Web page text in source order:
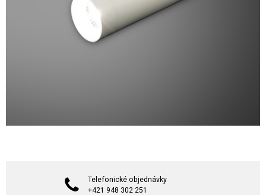
Telefonické objednávky
+421 948 302 251